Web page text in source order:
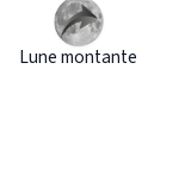
Lune montante